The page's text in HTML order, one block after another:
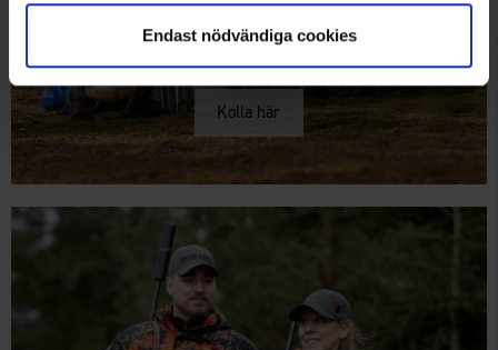
Endast nödvändiga cookies
Kolla här